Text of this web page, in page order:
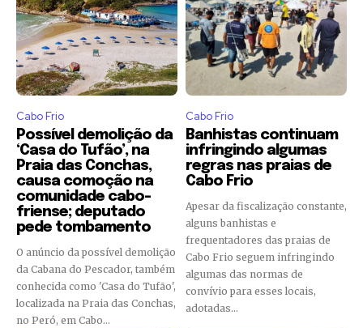
Cabo Frio
Possível demolição da
‘Casa do Tufão’, na
Praia das Conchas,
causa comoção na
comunidade cabo-
friense; deputado
pede tombamento
O anúncio da possível demolição
da Cabana do Pescador, também
conhecida como 'Casa do Tufão',
localizada na Praia das Conchas,
no Peró, em Cabo...
Cabo Frio
Banhistas continuam
infringindo algumas
regras nas praias de
Cabo Frio
Apesar da fiscalização constante,
alguns banhistas e
frequentadores das praias de
Cabo Frio seguem infringindo
algumas das normas de
convívio para esses locais,
adotadas...